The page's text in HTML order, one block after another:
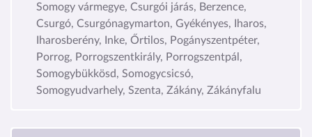
Somogy vármegye, Csurgói járás, Berzence,
Csurgó, Csurgónagymarton, Gyékényes, Iharos,
Iharosberény, Inke, Őrtilos, Pogányszentpéter,
Porrog, Porrogszentkirály, Porrogszentpál,
Somogybükkösd, Somogycsicsó,
Somogyudvarhely, Szenta, Zákány, Zákányfalu